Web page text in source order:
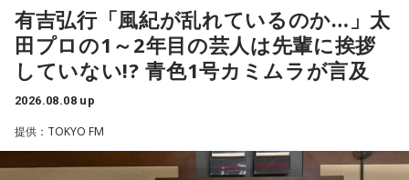
輝き、Jリーグ通算228試合出場93得点を挙げ、日本代表では
45試合出場で9ゴールを記録するなど活躍を見せ、1993年に
はW杯アジア地区最終予選にも出場しました。2002年に現役
を引退した後は、サッカー解説者としてメディアでの活動の
活かしながら幅広く活動しています。
◆福田正博がW杯ブラジル戦を総括
有吉弘行「風紀が乱れているのか…」太
田プロの1～2年目の芸人は先輩に挨拶
していない!? 青色1号カミムラが言及
2026.08.08 up
提供：TOKYO FM